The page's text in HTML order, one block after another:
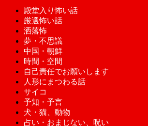
殿堂入り怖い話
厳選怖い話
洒落怖
夢・不思議
中国・朝鮮
時間・空間
自己責任でお願いします
人形にまつわる話
サイコ
予知・予言
犬・猫、動物
占い・おまじない、呪い